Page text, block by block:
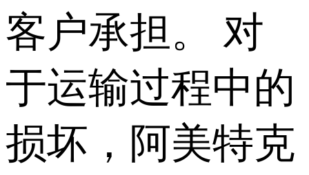
客户承担。 对
于运输过程中的
损坏，阿美特克